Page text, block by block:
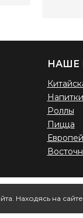
НАШЕ
Напитки
Роллы
Пицца
Находясь на